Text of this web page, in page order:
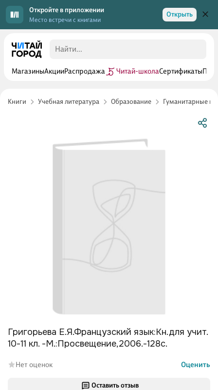
Откройте в приложении
Место встречи с книгами
Открыть
МагазиныАкцииРаспродажа Читай-школаСертификаты
Книги Учебная литература Образование Гуманитарные
Оставить отзыв
Григорьева Е.Я.Французский язык:Кн.для учит.
10-11 кл. -М.:Просвещение,2006.-128с.
Нет оценок Оценить